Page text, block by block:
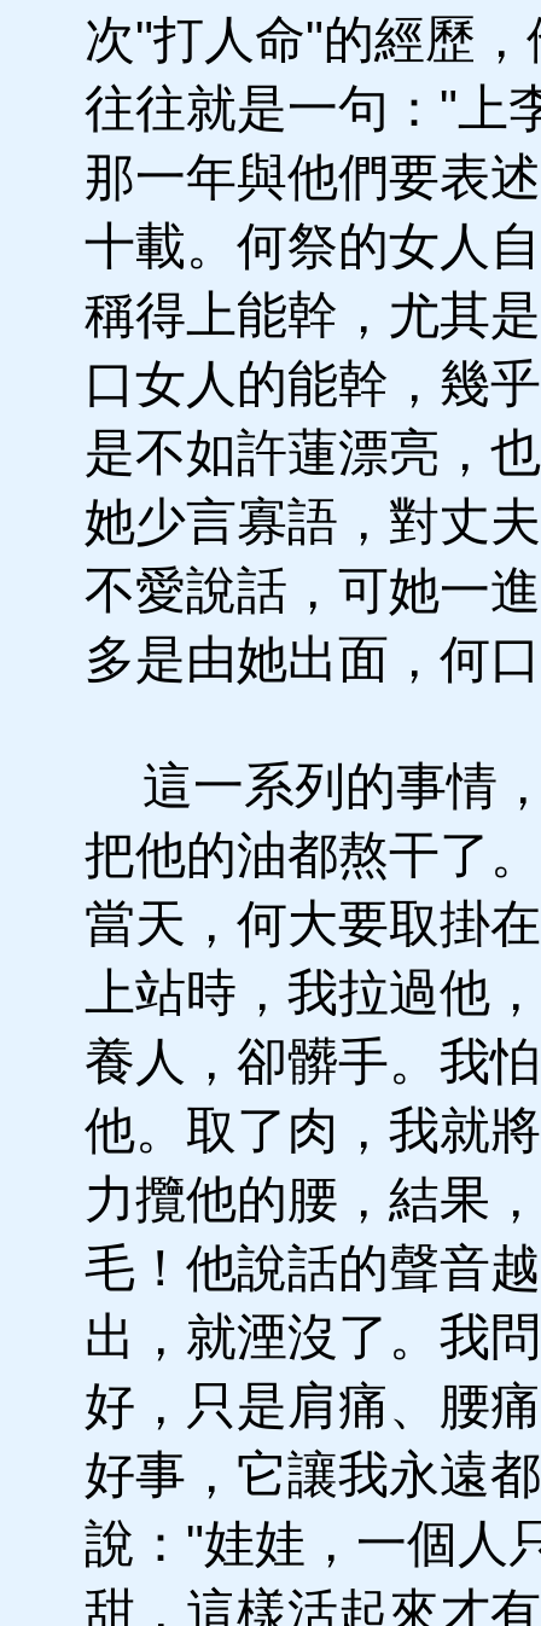
次"打人命"的經歷
往往就是一句："上
那一年與他們要表
十載。何祭的女人
稱得上能幹，尤其
口女人的能幹，幾
是不如許蓮漂亮，
她少言寡語，對丈
不愛說話，可她一
多是由她出面，何
這一系列的事情
把他的油都熬干了
當天，何大要取掛
上站時，我拉過他
養人，卻髒手。我
他。取了肉，我就
力攬他的腰，結果
毛！他說話的聲音
出，就湮沒了。我
好，只是肩痛、腰
好事，它讓我永遠
說："娃娃，一個人
甜，這樣活起來才